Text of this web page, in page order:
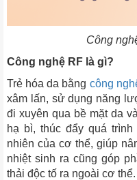
Công
Công nghệ RF là gì?
Trẻ hóa da bằng công
xâm lấn, sử dụng năng
đi xuyên qua bề mặt da
hạ bì, thúc đẩy quá
nhiên của cơ thể, giúp
nhiệt sinh ra cũng góp
thải độc tố ra ngoài cơ thể.